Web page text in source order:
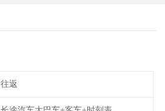
往返